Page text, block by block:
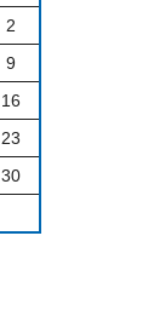
2
9
16
23
30